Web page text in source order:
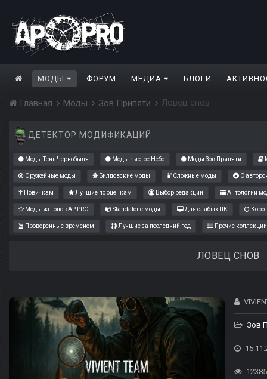
МОДЫ ФОРУМ МЕДИА БЛОГИ
Главная Моды Зов Припяти Ловец снов
ДЕТЕКТОР МОДИФИКАЦИЙ
Моды Тень Чернобыля Моды Чистое Небо Моды Зов Припяти
Оружейные моды Билдовские моды Сложные моды С
Новичкам Лучшие по оценкам Выбор редакции Антологии
Моды из топов AP PRO Standalone моды Для слабых ПК
Проверенные временем Лучшие за последний год Прочие коллекции
ЛОВЕЦ СНОВ
Зов